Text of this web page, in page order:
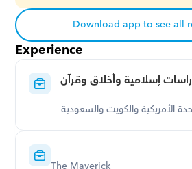
Download app to see all
Experience
الأمريكية والكويت والسعودية